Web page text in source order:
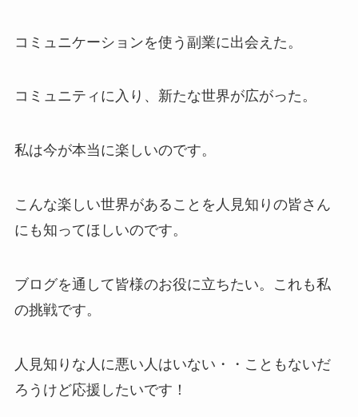
コミュニケーションを使う副業に出会えた。
コミュニティに入り、新たな世界が広がった。
私は今が本当に楽しいのです。
こんな楽しい世界があることを人見知りの皆さん
にも知ってほしいのです。
ブログを通して皆様のお役に立ちたい。これも私
の挑戦です。
人見知りな人に悪い人はいない・・こともないだ
ろうけど応援したいです！